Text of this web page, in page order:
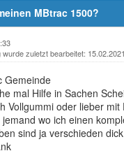
MBtrac 1500?
wurde zuletzt bearbeitet:
Gemeinde
mal Hilfe in Sachen
Vollgummi oder lieber
wo ich einen
sind ja verschieden